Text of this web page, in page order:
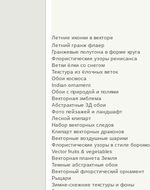
Летние иконки в векторе
Летний гранж флаер
Гранжевые полутона в форме круга
Флористические узоры ренисанса
Ветки ёлки со снегом
Текстура из ёлочных веток
Обои космоса
Indian ornament
Обои с природой и полями
Векторная эмблема
Абстрактные 3Д обои
Фото пейзажей и ландшафт
Лесной клипарт
Набор векторных следов
Клипарт векторных драконов
Векторные воздушные шарики
Флористические узоры в стиле борокко
Vector fruits & vegetables
Векторная планета Земля
Темные абстрактные обои
Векторный флорстический орнамент
Рыцари
Зимне-снежние текстуры и фоны